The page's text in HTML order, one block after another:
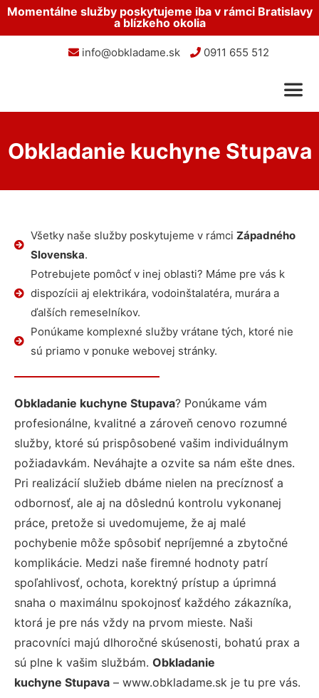
Momentálne služby poskytujeme iba v rámci Bratislavy
a blízkeho okolia
info@obkladame.sk 0911 655 512
Obkladanie kuchyne Stupava
Všetky naše služby poskytujeme v rámci Západného
Slovenska.
Potrebujete pomôcť v inej oblasti? Máme pre vás k
dispozícii aj elektrikára, vodoinštalatéra, murára a
ďalších remeselníkov.
Ponúkame komplexné služby vrátane tých, ktoré nie
sú priamo v ponuke webovej stránky.
Obkladanie kuchyne Stupava? Ponúkame vám
profesionálne, kvalitné a zároveň cenovo rozumné
služby, ktoré sú prispôsobené vašim individuálnym
požiadavkám. Neváhajte a ozvite sa nám ešte dnes.
Pri realizácií služieb dbáme nielen na precíznosť a
odbornosť, ale aj na dôslednú kontrolu vykonanej
práce, pretože si uvedomujeme, že aj malé
pochybenie môže spôsobiť nepríjemné a zbytočné
komplikácie. Medzi naše firemné hodnoty patrí
spoľahlivosť, ochota, korektný prístup a úprimná
snaha o maximálnu spokojnosť každého zákazníka,
ktorá je pre nás vždy na prvom mieste. Naši
pracovníci majú dlhoročné skúsenosti, bohatú prax a
sú plne k vašim službám. Obkladanie
kuchyne Stupava – www.obkladame.sk je tu pre vás.